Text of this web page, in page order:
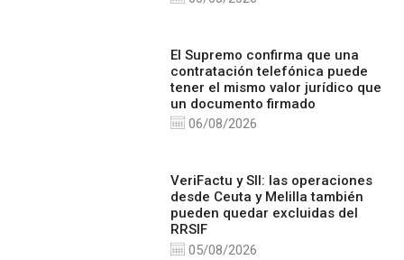
El Supremo confirma que una
contratación telefónica puede
tener el mismo valor jurídico que
un documento firmado
06/08/2026
VeriFactu y SII: las operaciones
desde Ceuta y Melilla también
pueden quedar excluidas del
RRSIF
05/08/2026